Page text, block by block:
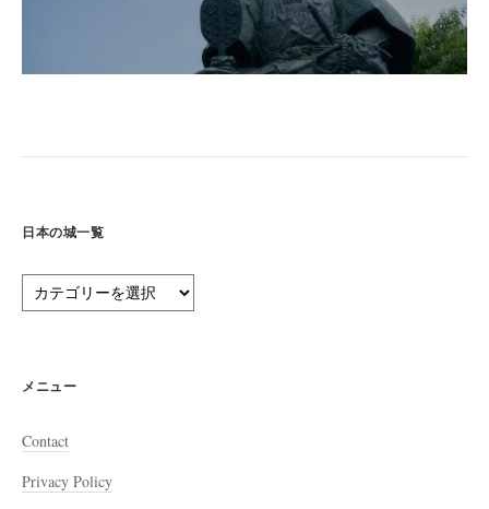
日本の城一覧
本
一
メニュー
Contact
Privacy Policy